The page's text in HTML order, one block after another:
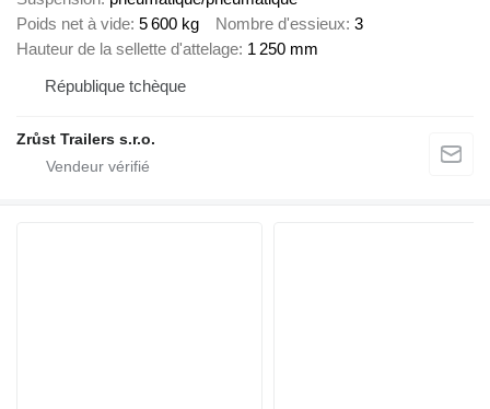
Poids net à vide 5 600 kg Nombre d'essieux 3
Hauteur de la sellette d'attelage 1 250 mm
République tchèque
Zrůst Trailers s.r.o.